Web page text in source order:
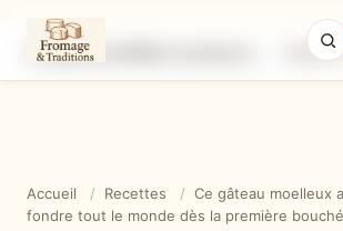
Accueil / Recettes / Ce gâteau moelleux
fondre tout le monde dès la première